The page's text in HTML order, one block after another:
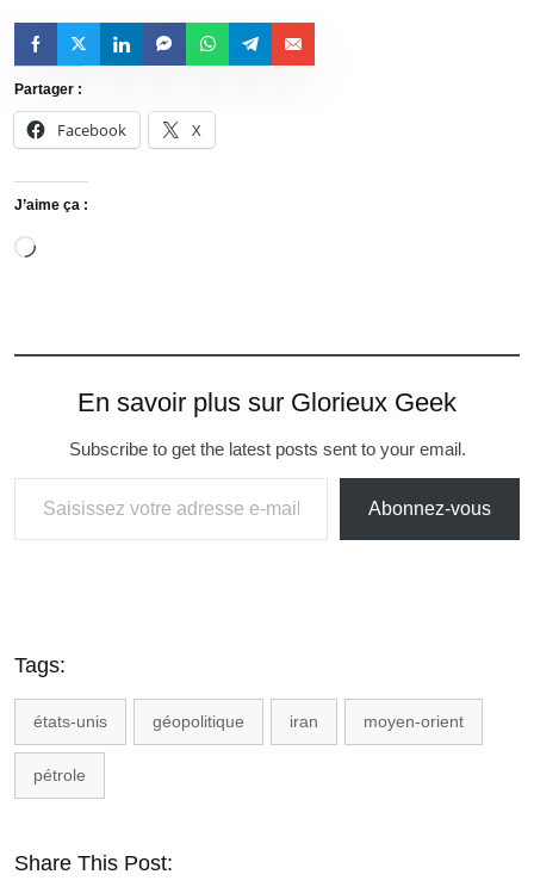
Partager :
Facebook X
J’aime ça :
En savoir plus sur Glorieux Geek
Subscribe to get the latest posts sent to your email.
Abonnez-vous
Tags:
états-unis géopolitique iran moyen-orient
pétrole
Share This Post: